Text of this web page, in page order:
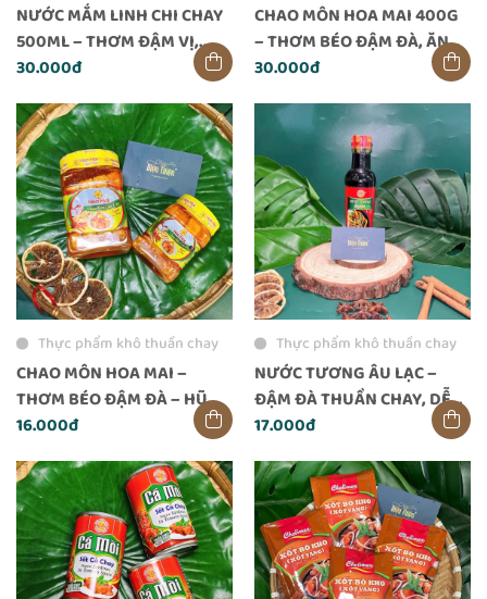
NƯỚC MẮM LINH CHI CHAY
500ML – THƠM ĐẬM VỊ,
DÙNG CHAY AN TOÀN
30.000đ
CHAO MÔN HOA MAI 400G
– THƠM BÉO ĐẬM ĐÀ, ĂN
LÀ GHIỀN
30.000đ
Thực phẩm khô thuần chay
CHAO MÔN HOA MAI –
THƠM BÉO ĐẬM ĐÀ – HŨ
200G
16.000đ
Thực phẩm khô thuần chay
NƯỚC TƯƠNG ÂU LẠC –
ĐẬM ĐÀ THUẦN CHAY, DỄ
PHA CHẾ VÀ NÊM NẾM
17.000đ